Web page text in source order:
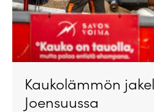
Kaukolämmön
Joensuussa